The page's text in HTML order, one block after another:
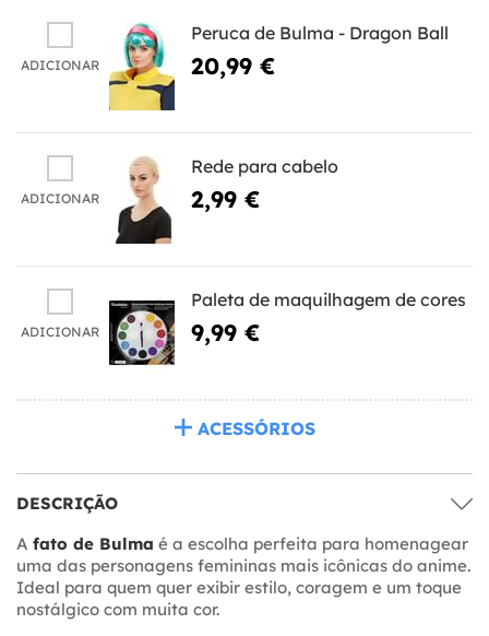
ADICIONAR
Peruca de Bulma - Dragon Ball
20,99 €
ADICIONAR
Rede para cabelo
2,99 €
ADICIONAR
Paleta de maquilhagem de cores
9,99 €
ACESSÓRIOS
DESCRIÇÃO
A fato de Bulma é a escolha perfeita para homenagear
uma das personagens femininas mais icônicas do anime.
Ideal para quem quer exibir estilo, coragem e um toque
nostálgico com muita cor.